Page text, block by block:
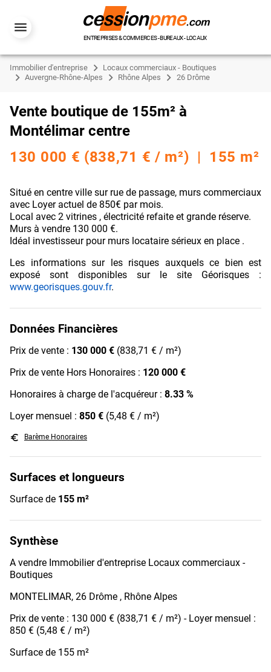
ENTREPRISES & COMMERCES - BUREAUX - LOCAUX
Immobilier d'entreprise
Locaux commerciaux - Boutiques
Auvergne-Rhône-Alpes
Rhône Alpes 26 Drôme
Vente boutique de 155m² à
Montélimar centre
130 000 € (838,71 € / m²) | 155 m²
Situé en centre ville sur rue de passage, murs commerciaux
avec Loyer actuel de 850€ par mois.
Local avec 2 vitrines , électricité refaite et grande réserve.
Murs à vendre 130 000 €.
Idéal investisseur pour murs locataire sérieux en place .
Les informations sur les risques auxquels ce bien est
exposé sont disponibles sur le site Géorisques :
www.georisques.gouv.fr.
Données Financières
Prix de vente : 130 000 € (838,71 € / m²)
Prix de vente Hors Honoraires : 120 000 €
Honoraires à charge de l'acquéreur : 8.33 %
Loyer mensuel : 850 € (5,48 € / m²)
euro_symbol Barème Honoraires
Surfaces et longueurs
Surface de 155 m²
Synthèse
A vendre Immobilier d'entreprise Locaux commerciaux -
Boutiques
MONTELIMAR, 26 Drôme , Rhône Alpes
Prix de vente : 130 000 € (838,71 € / m²) - Loyer mensuel :
850 € (5,48 € / m²)
Surface de 155 m²